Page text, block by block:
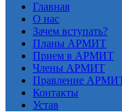
Главная
О нас
Зачем вступать?
Планы АРМИТ
Прием в АРМИТ
Члены АРМИТ
Правление
Контакты
Устав